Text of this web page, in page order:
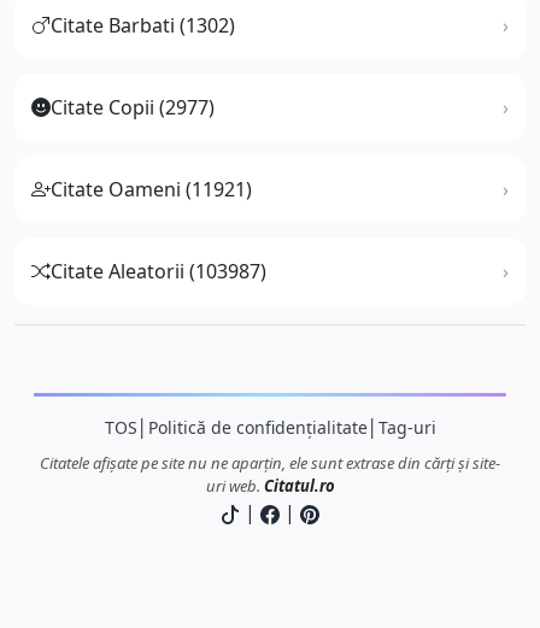
Citate Barbati (1302)
Citate Copii (2977)
Citate Oameni (11921)
Citate Aleatorii (103987)
TOS Politică de confidențialitate│ Tag-uri
Citatele afișate pe site nu ne aparțin, ele sunt extrase din cărți și site-
uri web. Citatul.ro
| |